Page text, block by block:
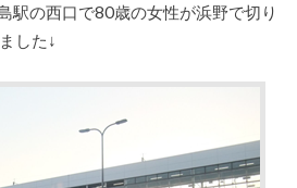
駅の西口で80歳の女性が浜野で切り
した↓